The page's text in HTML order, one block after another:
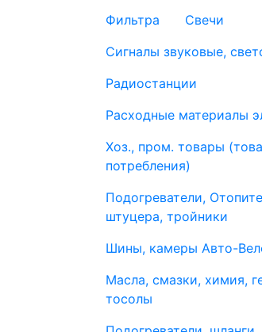
Фильтра
Свечи
Сигналы звуковые,
Радиостанции
Расходные материалы
Хоз., пром. товары
потребления)
Подогреватели,
штуцера, тройники
Шины, камеры Авто-
Масла, смазки, химия,
тосолы